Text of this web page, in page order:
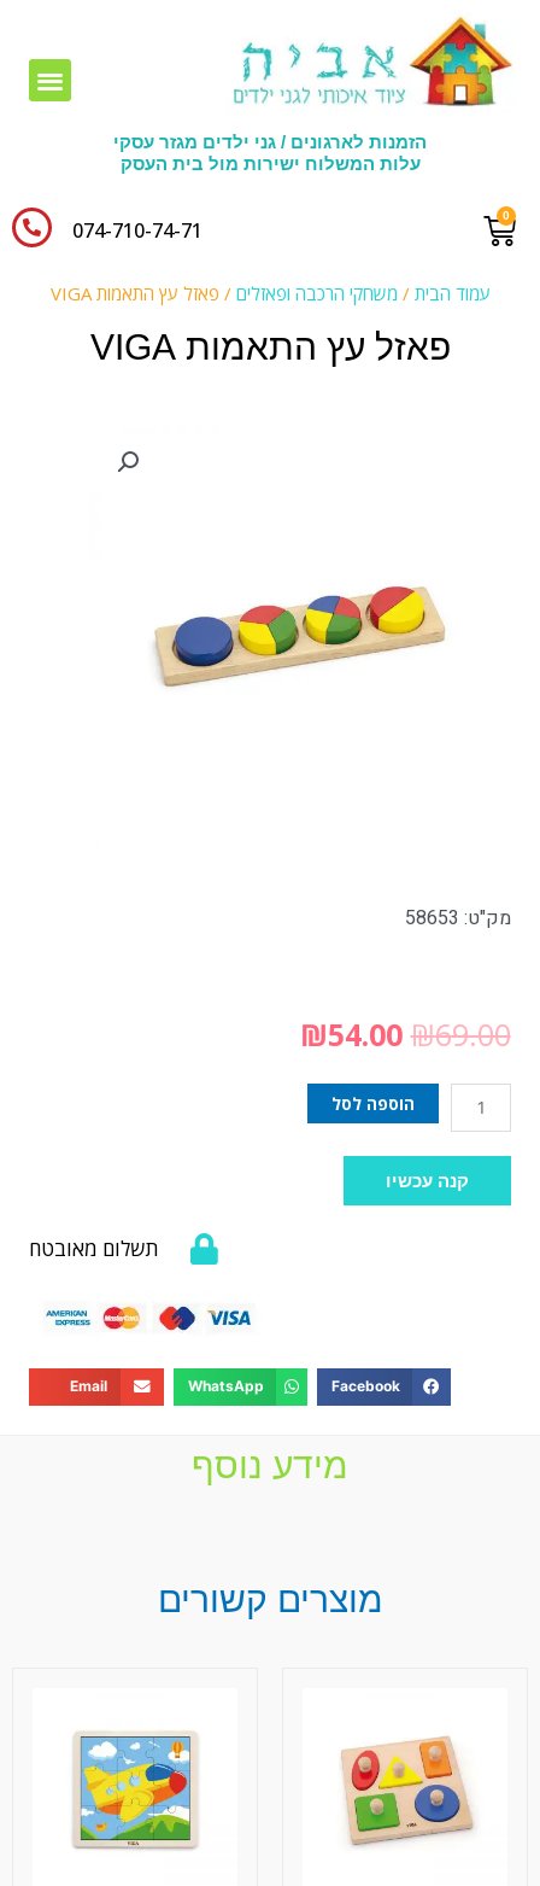
הזמנות לארגונים / גני ילדים מגזר עסקי
עלות המשלוח ישירות מול בית העסק
074-710-74-71​
עמוד הבית / משחקי הרכבה ופאזלים / פאזל עץ התאמות VIGA
פאזל עץ התאמות VIGA
מק"ט: 58653
₪69.00
₪54.00
הוספה לסל
קנה עכשיו
תשלום מאובטח
Facebook
WhatsApp
Email
מידע נוסף
מוצרים קשורים